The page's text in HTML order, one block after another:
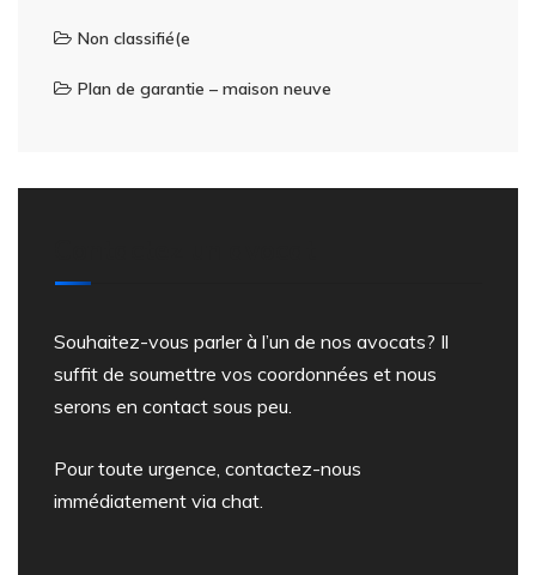
Non classifié(e
Plan de garantie – maison neuve
Souhaitez-vous parler à l’un de nos avocats? Il
suffit de soumettre vos coordonnées et nous
serons en contact sous peu.
Pour toute urgence, contactez-nous
immédiatement via chat.